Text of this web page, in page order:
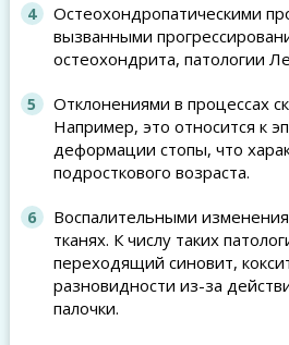
Остеохондропатическими
вызванными
остеохондрита, патологии
Отклонениями в процессах
Например, это относится к
деформации стопы, что
подросткового возраста.
Воспалительными
тканях. К числу таких
переходящий синовит,
разновидности из-за
палочки.